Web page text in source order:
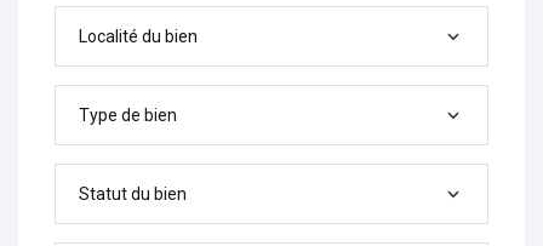
Localité du bien
Type de bien
Statut du bien